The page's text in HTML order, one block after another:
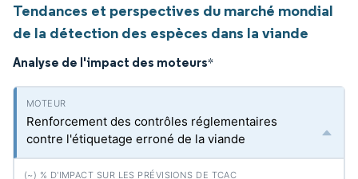
Tendances et perspectives du marché mondial
de la détection des espèces dans la viande
Analyse de l'impact des moteurs*
Renforcement des contrôles réglementaires
contre l'étiquetage erroné de la viande